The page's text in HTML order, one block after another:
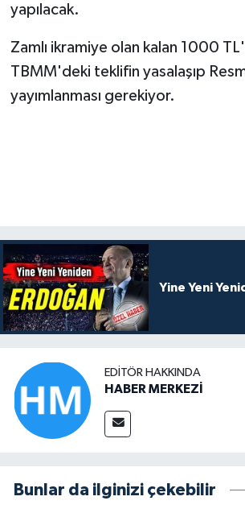
yapılacak.
Zamlı ikramiye olan kalan 1000
TBMM'deki teklifin yasalaşıp
yayımlanması gerekiyor.
Yine Yeni
EDITÖR HAKKINDA
HABER MERKEZİ
Bunlar da ilginizi çekebilir